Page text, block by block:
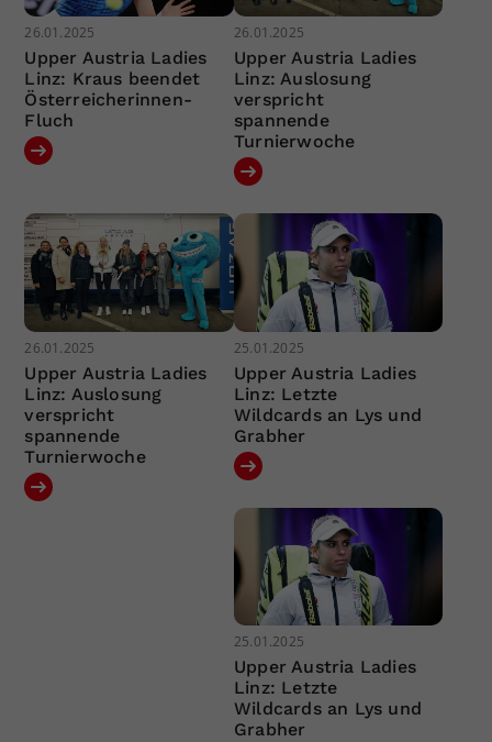
26.01.2025
Upper Austria Ladies
Linz: Kraus beendet
Österreicherinnen-
Fluch
26.01.2025
Upper Austria Ladies
Linz: Auslosung
verspricht
spannende
Turnierwoche
26.01.2025
Upper Austria Ladies
Linz: Auslosung
verspricht
spannende
Turnierwoche
25.01.2025
Upper Austria Ladies
Linz: Letzte
Wildcards an Lys und
Grabher
25.01.2025
Upper Austria Ladies
Linz: Letzte
Wildcards an Lys und
Grabher